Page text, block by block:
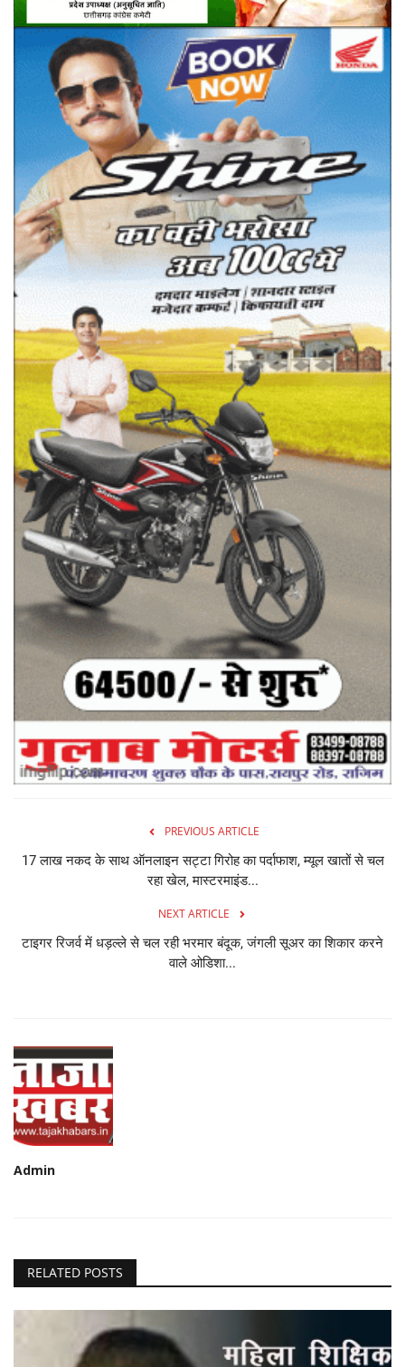
PREVIOUS ARTICLE
17 लाख नकद के साथ ऑनलाइन सट्टा गिरोह का पर्दाफाश, म्यूल खातों से चल
रहा खेल, मास्टरमाइंड...
NEXT ARTICLE
टाइगर रिजर्व में धड़ल्ले से चल रही भरमार बंदूक, जंगली सूअर का शिकार करने
वाले ओडिशा...
Admin
RELATED POSTS